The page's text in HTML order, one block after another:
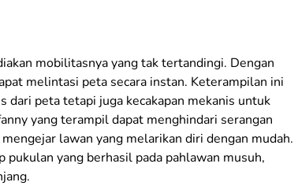
mobilitasnya yang tak tertandingi. Dengan
melintasi peta secara instan. Keterampilan ini
dari peta tetapi juga kecakapan mekanis untuk
yang terampil dapat menghindari serangan
lawan yang melarikan diri dengan mudah.
yang berhasil pada pahlawan musuh,